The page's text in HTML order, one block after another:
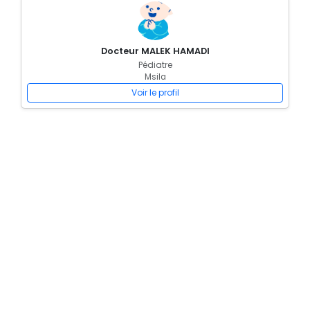
Docteur MALEK HAMADI
Pédiatre
Msila
Voir le profil